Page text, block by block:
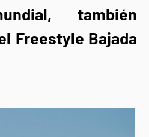
también
Freestyle Bajada